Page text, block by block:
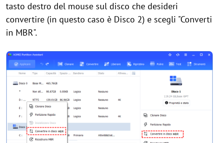
tasto destro del mouse sul disco che desideri
convertire (in questo caso è Disco 2) e scegli "Converti
in MBR".